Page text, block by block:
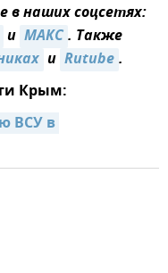
наших соцсетях:
и МАКС. Также
и Rutube.
Крым:
ВСУ в